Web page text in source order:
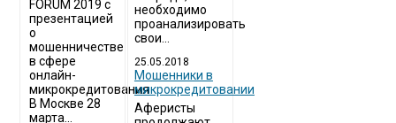
FORUM 2019 с
презентацией
о
мошенничестве
в сфере
онлайн-
микрокредитования
В Москве 28
марта...
необходимо
проанализировать
свои...
25.05.2018
Мошенники в
микрокредитовании
Аферисты